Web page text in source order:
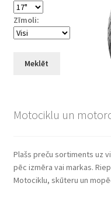
Zīmoli:
Meklēt
Motociklu un
Plašs preču sortiments uz
pēc izmēra vai markas.
Motociklu, skūteru un